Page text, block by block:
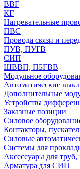
ВВГ
КГ
Нагревательные
ПВС
Провода связи и
ПУВ, ПУГВ
СИП
ШВВП, ПБГВВ
Модульное
Автоматические
Дополнительные
Устройства
Заказные позиции
Силовое
Контакторы,
Силовые
Системы для
Аксессуары для труб,
Арматура для СИП